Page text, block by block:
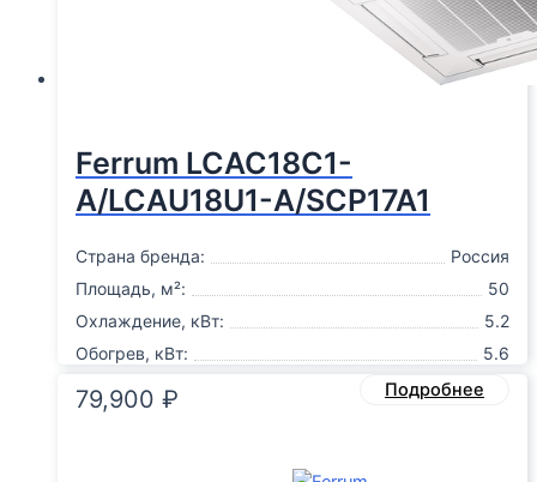
Ferrum LCAC18C1-
A/LCAU18U1-A/SCP17A1
Страна бренда:
Россия
Площадь, м²:
50
Охлаждение, кВт:
5.2
Обогрев, кВт:
5.6
79,900 ₽ Подробнее